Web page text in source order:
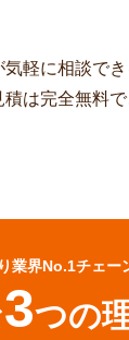
軽に相談で
は完全無料
業界No.1チェー
3つの